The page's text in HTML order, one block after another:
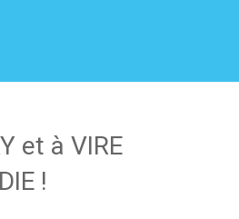
et à VIRE
!